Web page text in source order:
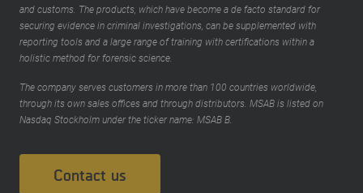
and customs. The products, which have become a de facto standard for
securing evidence in criminal investigations, can be supplemented with
reporting tools and a large range of training with certifications within a
holistic method for forensic science.
The company serves customers in more than 100 countries worldwide,
through its own sales offices and through distributors. MSAB is listed on
Nasdaq Stockholm under the ticker name: MSAB B.
Contact us